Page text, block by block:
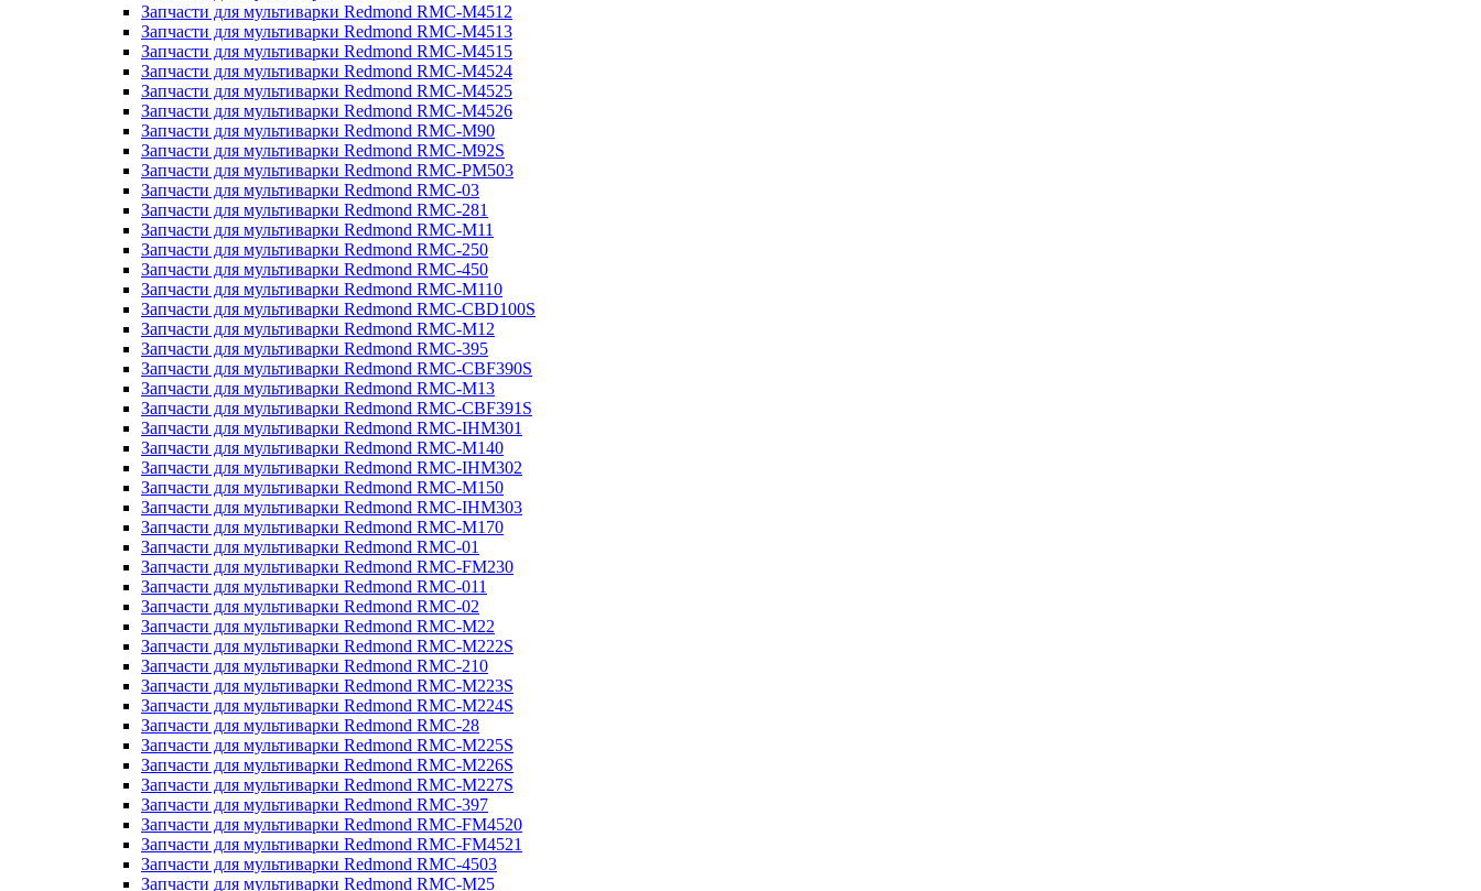
Запчасти для мультиварки Redmond RMC-M4512
Запчасти для мультиварки Redmond RMC-M4513
Запчасти для мультиварки Redmond RMC-M4515
Запчасти для мультиварки Redmond RMC-M4524
Запчасти для мультиварки Redmond RMC-M4525
Запчасти для мультиварки Redmond RMC-M4526
Запчасти для мультиварки Redmond RMC-M90
Запчасти для мультиварки Redmond RMC-M92S
Запчасти для мультиварки Redmond RMC-PM503
Запчасти для мультиварки Redmond RMC-03
Запчасти для мультиварки Redmond RMC-281
Запчасти для мультиварки Redmond RMC-M11
Запчасти для мультиварки Redmond RMC-250
Запчасти для мультиварки Redmond RMC-450
Запчасти для мультиварки Redmond RMC-M110
Запчасти для мультиварки Redmond RMC-CBD100S
Запчасти для мультиварки Redmond RMC-M12
Запчасти для мультиварки Redmond RMC-395
Запчасти для мультиварки Redmond RMC-CBF390S
Запчасти для мультиварки Redmond RMC-M13
Запчасти для мультиварки Redmond RMC-CBF391S
Запчасти для мультиварки Redmond RMC-IHM301
Запчасти для мультиварки Redmond RMC-M140
Запчасти для мультиварки Redmond RMC-IHM302
Запчасти для мультиварки Redmond RMC-M150
Запчасти для мультиварки Redmond RMC-IHM303
Запчасти для мультиварки Redmond RMC-M170
Запчасти для мультиварки Redmond RMC-01
Запчасти для мультиварки Redmond RMC-FM230
Запчасти для мультиварки Redmond RMC-011
Запчасти для мультиварки Redmond RMC-02
Запчасти для мультиварки Redmond RMC-M22
Запчасти для мультиварки Redmond RMC-M222S
Запчасти для мультиварки Redmond RMC-210
Запчасти для мультиварки Redmond RMC-M223S
Запчасти для мультиварки Redmond RMC-M224S
Запчасти для мультиварки Redmond RMC-28
Запчасти для мультиварки Redmond RMC-M225S
Запчасти для мультиварки Redmond RMC-M226S
Запчасти для мультиварки Redmond RMC-M227S
Запчасти для мультиварки Redmond RMC-397
Запчасти для мультиварки Redmond RMC-FM4520
Запчасти для мультиварки Redmond RMC-FM4521
Запчасти для мультиварки Redmond RMC-4503
Запчасти для мультиварки Redmond RMC-M25